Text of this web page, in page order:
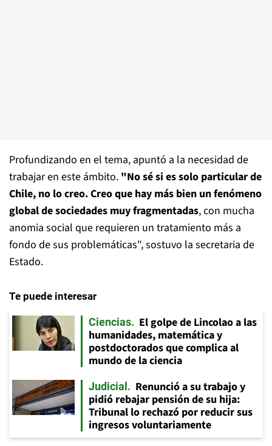
Profundizando en el tema, apuntó a la necesidad de
trabajar en este ámbito. "No sé si es solo particular de
Chile, no lo creo. Creo que hay más bien un fenómeno
global de sociedades muy fragmentadas, con mucha
anomia social que requieren un tratamiento más a
fondo de sus problemáticas", sostuvo la secretaria de
Estado.
Te puede interesar
Ciencias
El golpe de Lincolao a las
humanidades, matemática y
postdoctorados que complica al
mundo de la ciencia
Judicial
Renunció a su trabajo y
pidió rebajar pensión de su hija:
Tribunal lo rechazó por reducir sus
ingresos voluntariamente